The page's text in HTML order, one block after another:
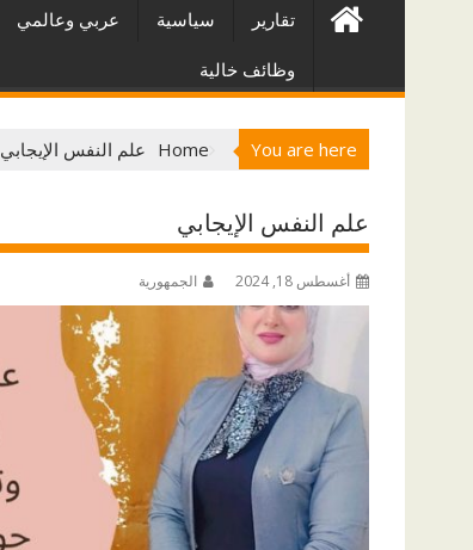
تقارير سياسية عربي وعالمي
وظائف خالية
You are here
Home علم النفس الإيجابي
علم النفس الإيجابي
أغسطس 18, 2024 الجمهورية